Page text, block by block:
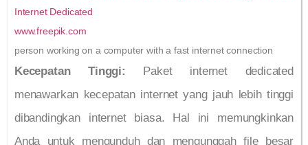
www.freepik.com
person working on a computer with a fast internet connection
Kecepatan Tinggi: Paket internet dedicated
menawarkan kecepatan internet yang jauh lebih tinggi
dibandingkan internet biasa. Hal ini memungkinkan
Anda untuk mengunduh dan mengunggah file besar